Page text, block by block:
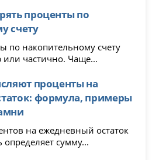
проценты по
счету
по накопительному счету
частично. Чаще...
проценты на
формула, примеры
на ежедневный остаток
сумму...